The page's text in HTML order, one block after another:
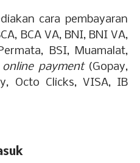
cara pembayaran
BCA VA, BNI, BNI VA,
BSI, Muamalat,
online payment(Gopay,
Octo Clicks, VISA, IB